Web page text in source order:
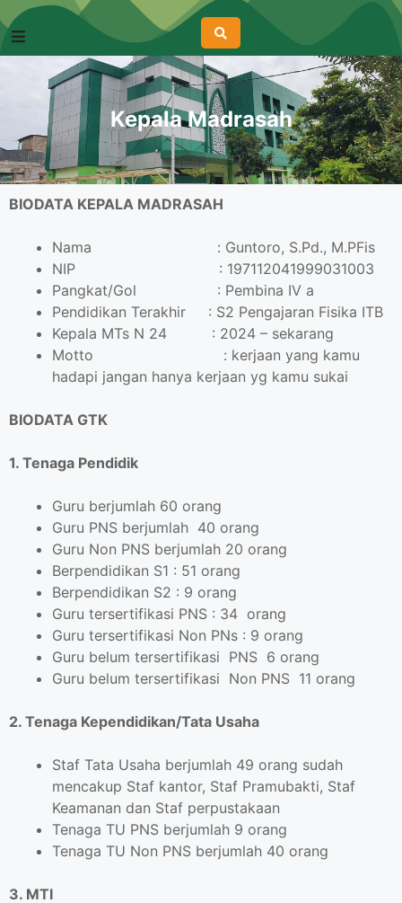
Kepala Madrasah
BIODATA KEPALA MADRASAH
Nama : Guntoro, S.Pd., M.PFis
NIP : 197112041999031003
Pangkat/Gol : Pembina IV a
Pendidikan Terakhir : S2 Pengajaran Fisika ITB
Kepala MTs N 24 : 2024 – sekarang
Motto : kerjaan yang kamu
hadapi jangan hanya kerjaan yg kamu sukai
BIODATA GTK
1. Tenaga Pendidik
Guru berjumlah 60 orang
Guru PNS berjumlah 40 orang
Guru Non PNS berjumlah 20 orang
Berpendidikan S1 : 51 orang
Berpendidikan S2 : 9 orang
Guru tersertifikasi PNS : 34 orang
Guru tersertifikasi Non PNs : 9 orang
Guru belum tersertifikasi PNS 6 orang
Guru belum tersertifikasi Non PNS 11 orang
2. Tenaga Kependidikan/Tata Usaha
Staf Tata Usaha berjumlah 49 orang sudah
mencakup Staf kantor, Staf Pramubakti, Staf
Keamanan dan Staf perpustakaan
Tenaga TU PNS berjumlah 9 orang
Tenaga TU Non PNS berjumlah 40 orang
3. MTI